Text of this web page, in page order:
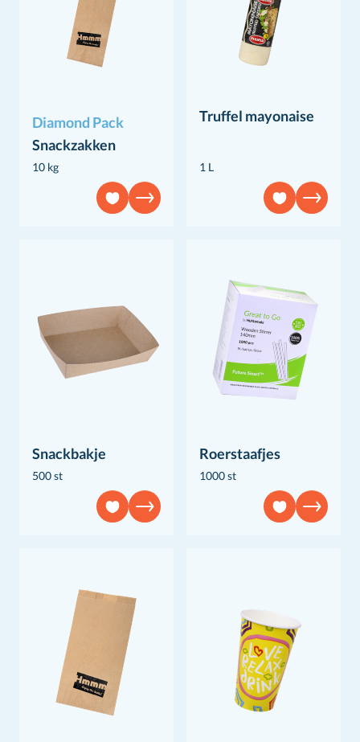
Diamond Pack
Snackzakken
10 kg
Truffel mayonaise
1 L
Snackbakje
500 st
Roerstaafjes
1000 st